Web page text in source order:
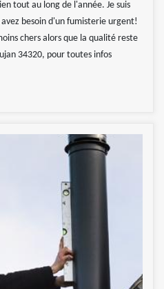
tout au long de l'année. Je suis
besoin d'un fumisterie urgent!
chers alors que la qualité reste
34320, pour toutes infos